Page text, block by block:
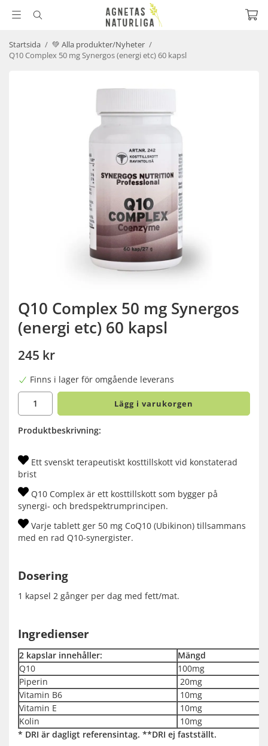
Startsida / 💚 Alla produkter/Nyheter /
Q10 Complex 50 mg Synergos (energi etc) 60 kapsl
Q10 Complex 50 mg Synergos
(energi etc) 60 kapsl
245 kr
Finns i lager för omgående leverans
Lägg i varukorgen
Produktbeskrivning:
Ett svenskt terapeutiskt kosttillskott vid konstaterad
brist
Q10 Complex är ett kosttillskott som bygger på
synergi- och bredspektrumprincipen.
Varje tablett ger 50 mg CoQ10 (Ubikinon) tillsammans
med en rad Q10-synergister.
Dosering
1 kapsel 2 gånger per dag med fett/mat.
Ingredienser
2 kapslar innehåller:
Mängd
Q10
100mg
Piperin
20mg
Vitamin B6
10mg
Vitamin E
10mg
Kolin
10mg
* DRI är dagligt referensintag. **DRI ej fastställt.